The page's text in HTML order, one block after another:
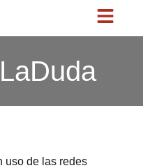
uso de las redes